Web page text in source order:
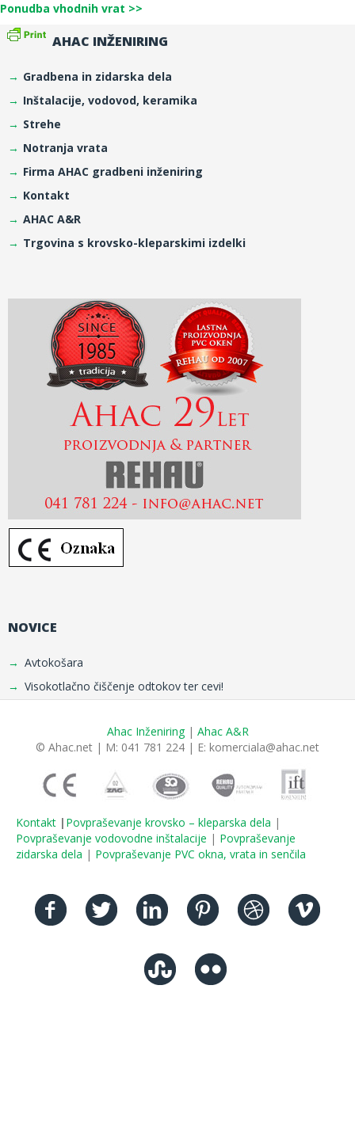
Ponudba vhodnih vrat >>
AHAC INŽENIRING
Gradbena in zidarska dela
Inštalacije, vodovod, keramika
Strehe
Notranja vrata
Firma AHAC gradbeni inženiring
Kontakt
AHAC A&R
Trgovina s krovsko-kleparskimi izdelki
NOVICE
Avtokošara
Visokotlačno čiščenje odtokov ter cevi!
Ahac Inženiring | Ahac A&R
© Ahac.net | M: 041 781 224 | E: komerciala@ahac.net
Kontakt | Povpraševanje krovsko – kleparska dela |
Povpraševanje vodovodne inštalacije | Povpraševanje
zidarska dela | Povpraševanje PVC okna, vrata in senčila
Facebook Twitter Linkedin Pinterest Dribbble Vimeo
StumbleuponFlickr